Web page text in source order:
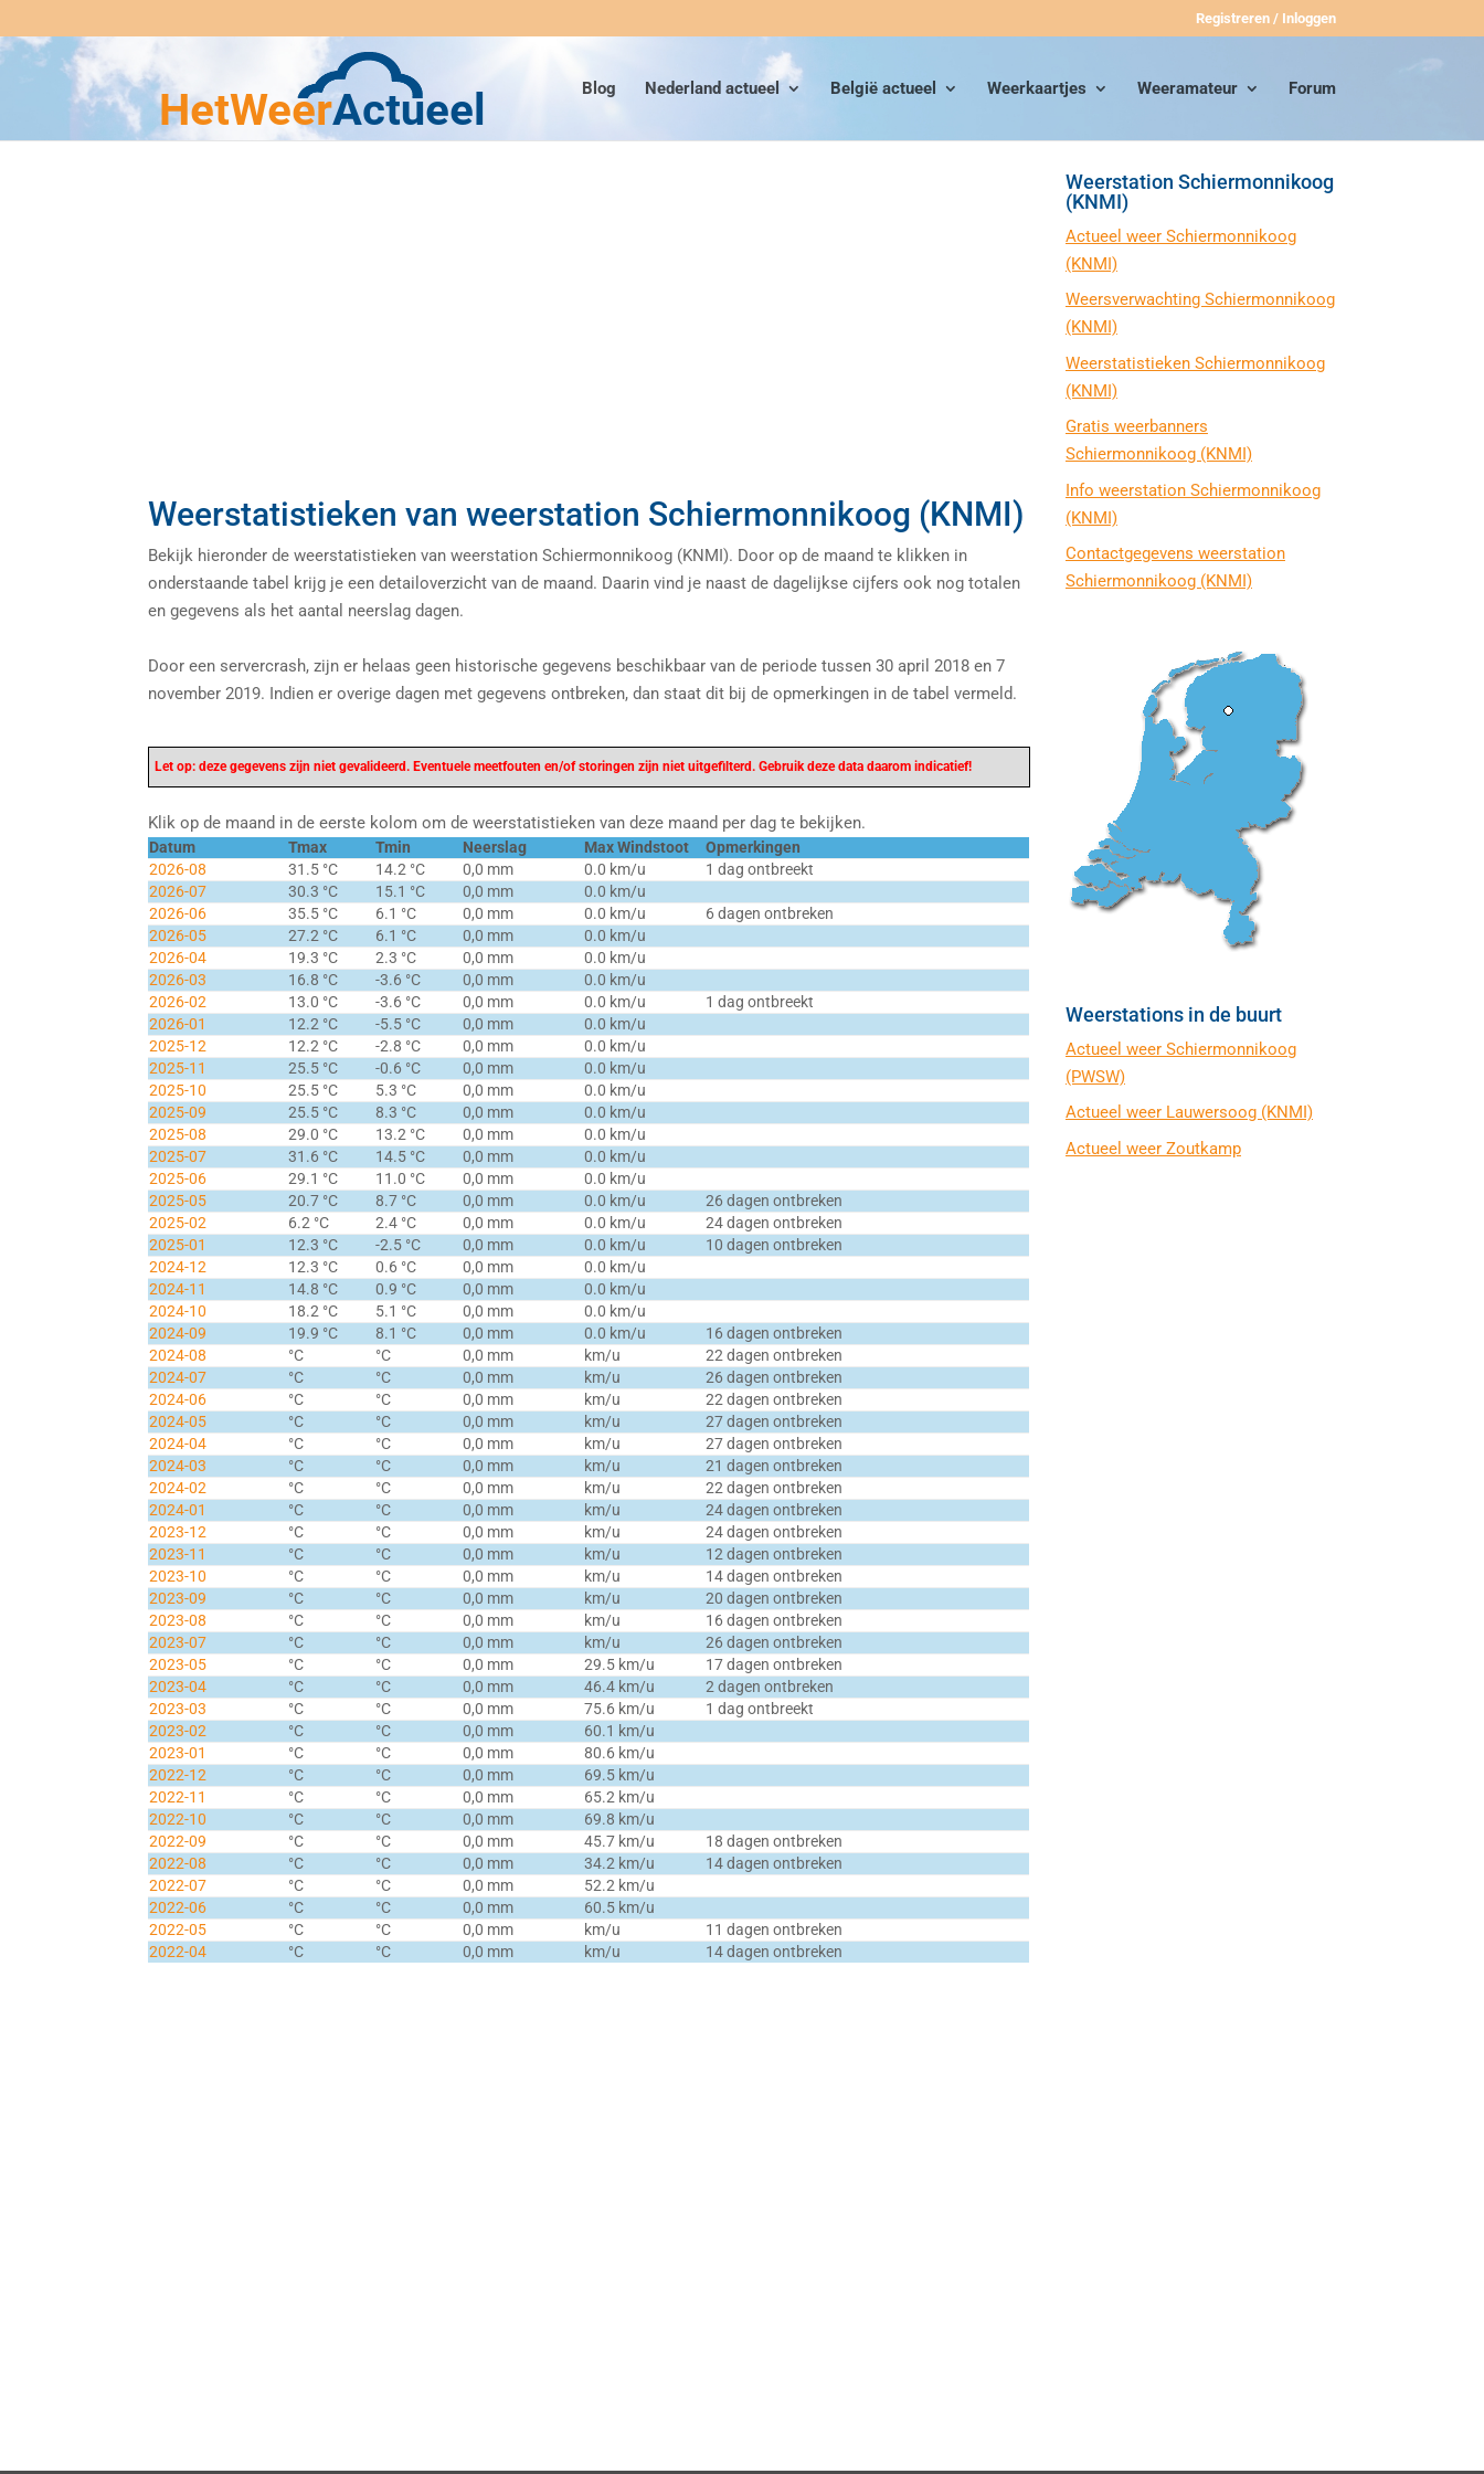
Registreren / Inloggen
Blog Nederland actueel België actueel Weerkaartjes Weeramateur Forum
Weerstatistieken van weerstation Schiermonnikoog (KNMI)
Bekijk hieronder de weerstatistieken van weerstation Schiermonnikoog (KNMI). Door op de maand te klikken in
onderstaande tabel krijg je een detailoverzicht van de maand. Daarin vind je naast de dagelijkse cijfers ook nog totalen
en gegevens als het aantal neerslag dagen.
Door een servercrash, zijn er helaas geen historische gegevens beschikbaar van de periode tussen 30 april 2018 en 7
november 2019. Indien er overige dagen met gegevens ontbreken, dan staat dit bij de opmerkingen in de tabel vermeld.
Let op: deze gegevens zijn niet gevalideerd. Eventuele meetfouten en/of storingen zijn niet uitgefilterd. Gebruik deze data daarom indicatief!
Klik op de maand in de eerste kolom om de weerstatistieken van deze maand per dag te bekijken.
Datum Tmax Tmin Neerslag Max Windstoot
Opmerkingen
2026-08
31.5 °C 14.2 °C 0,0 mm 0.0 km/u
1 dag ontbreekt
2026-07
30.3 °C 15.1 °C 0,0 mm
0.0 km/u
2026-06
35.5 °C 6.1 °C 0,0 mm 0.0 km/u
6 dagen ontbreken
2026-05
27.2 °C 6.1 °C 0,0 mm
0.0 km/u
2026-04
19.3 °C 2.3 °C 0,0 mm
0.0 km/u
2026-03
16.8 °C -3.6 °C 0,0 mm
0.0 km/u
2026-02
13.0 °C -3.6 °C 0,0 mm 0.0 km/u
1 dag ontbreekt
2026-01
12.2 °C -5.5 °C 0,0 mm
0.0 km/u
2025-12
12.2 °C -2.8 °C 0,0 mm
0.0 km/u
2025-11
25.5 °C -0.6 °C 0,0 mm
0.0 km/u
2025-10
25.5 °C 5.3 °C 0,0 mm
0.0 km/u
2025-09
25.5 °C 8.3 °C 0,0 mm
0.0 km/u
2025-08
29.0 °C 13.2 °C 0,0 mm
0.0 km/u
2025-07
31.6 °C 14.5 °C 0,0 mm
0.0 km/u
2025-06
29.1 °C 11.0 °C 0,0 mm
0.0 km/u
2025-05
20.7 °C 8.7 °C 0,0 mm 0.0 km/u
26 dagen ontbreken
2025-02
6.2 °C 2.4 °C 0,0 mm 0.0 km/u
24 dagen ontbreken
2025-01
12.3 °C -2.5 °C 0,0 mm 0.0 km/u
10 dagen ontbreken
2024-12
12.3 °C 0.6 °C 0,0 mm
0.0 km/u
2024-11
14.8 °C 0.9 °C 0,0 mm
0.0 km/u
2024-10
18.2 °C 5.1 °C 0,0 mm
0.0 km/u
2024-09
19.9 °C 8.1 °C 0,0 mm 0.0 km/u
16 dagen ontbreken
2024-08
°C °C 0,0 mm km/u
22 dagen ontbreken
2024-07
°C °C 0,0 mm km/u
26 dagen ontbreken
2024-06
°C °C 0,0 mm km/u
22 dagen ontbreken
2024-05
°C °C 0,0 mm km/u
27 dagen ontbreken
2024-04
°C °C 0,0 mm km/u
27 dagen ontbreken
2024-03
°C °C 0,0 mm km/u
21 dagen ontbreken
2024-02
°C °C 0,0 mm km/u
22 dagen ontbreken
2024-01
°C °C 0,0 mm km/u
24 dagen ontbreken
2023-12
°C °C 0,0 mm km/u
24 dagen ontbreken
2023-11
°C °C 0,0 mm km/u
12 dagen ontbreken
2023-10
°C °C 0,0 mm km/u
14 dagen ontbreken
2023-09
°C °C 0,0 mm km/u
20 dagen ontbreken
2023-08
°C °C 0,0 mm km/u
16 dagen ontbreken
2023-07
°C °C 0,0 mm km/u
26 dagen ontbreken
2023-05
°C °C 0,0 mm 29.5 km/u
17 dagen ontbreken
2023-04
°C °C 0,0 mm 46.4 km/u
2 dagen ontbreken
2023-03
°C °C 0,0 mm 75.6 km/u
1 dag ontbreekt
2023-02
°C °C 0,0 mm
60.1 km/u
2023-01
°C °C 0,0 mm
80.6 km/u
2022-12
°C °C 0,0 mm
69.5 km/u
2022-11
°C °C 0,0 mm
65.2 km/u
2022-10
°C °C 0,0 mm
69.8 km/u
2022-09
°C °C 0,0 mm 45.7 km/u
18 dagen ontbreken
2022-08
°C °C 0,0 mm 34.2 km/u
14 dagen ontbreken
2022-07
°C °C 0,0 mm
52.2 km/u
2022-06
°C °C 0,0 mm
60.5 km/u
2022-05
°C °C 0,0 mm km/u
11 dagen ontbreken
2022-04
°C °C 0,0 mm km/u 14 dagen ontbreken
Weerstation Schiermonnikoog
(KNMI)
Actueel weer Schiermonnikoog
(KNMI)
Weersverwachting Schiermonnikoog
(KNMI)
Weerstatistieken Schiermonnikoog
(KNMI)
Gratis weerbanners
Schiermonnikoog (KNMI)
Info weerstation Schiermonnikoog
(KNMI)
Contactgegevens weerstation
Schiermonnikoog (KNMI)
Weerstations in de buurt
Actueel weer Schiermonnikoog
(PWSW)
Actueel weer Lauwersoog (KNMI)
Actueel weer Zoutkamp